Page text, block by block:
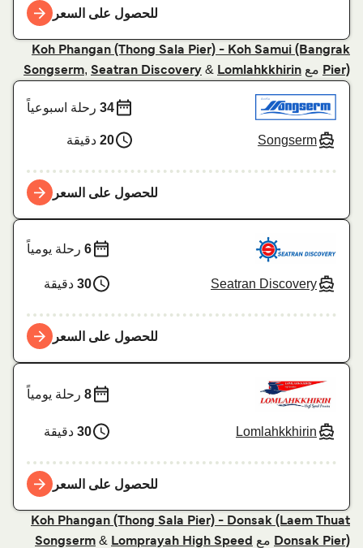
للحصول على السعر
Koh Phangan (Thong Sala Pier) - Koh Samui (Bangrak
Pier)مع Songserm,Seatran Discovery &Lomlahkkhirin
Songserm
34رحلة اسبوعياً
20دقيقة
للحصول على السعر
Seatran Discovery
6رحلة يومياً
30دقيقة
للحصول على السعر
Lomlahkkhirin
8رحلة يومياً
30دقيقة
للحصول على السعر
Koh Phangan (Thong Sala Pier) - Donsak (Laem Thuat
Donsak Pier)مع Songserm &Lomprayah High Speed